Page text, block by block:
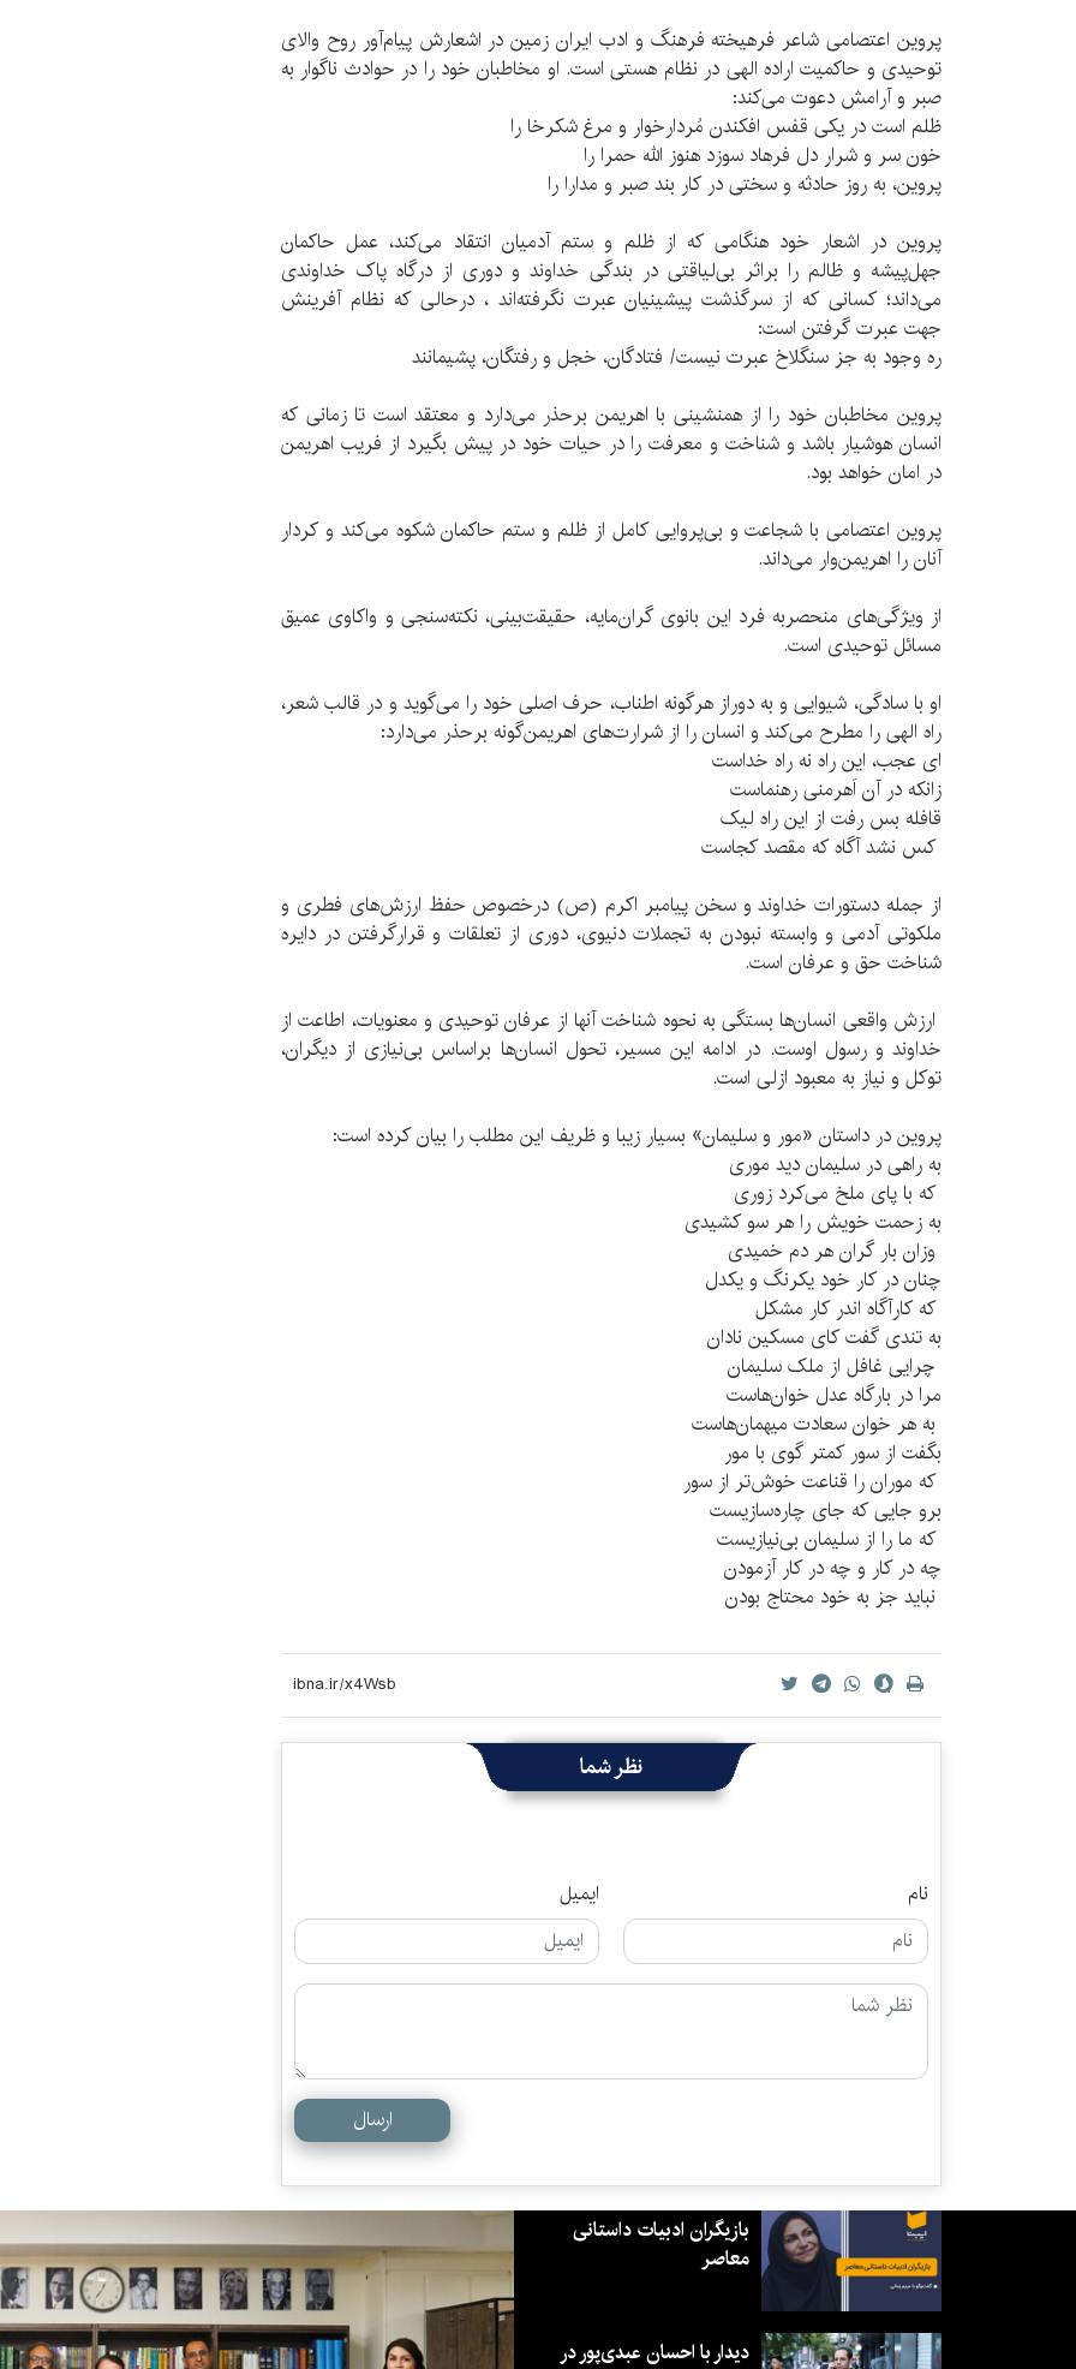
پروین اعتصامی شاعر فرهیخته فرهنگ و ادب ایران زمین در اشعارش پیام‌آور روح والای
توحیدی و حاکمیت اراده الهی در نظام هستی است. او مخاطبان خود را در حوادث ناگوار به
صبر و آرامش دعوت می‌کند:
ظلم است در یکی قفس افکندن مُردارخوار و مرغ شکرخا را
خون سر و شرار دل فرهاد سوزد هنوز الله حمرا را
پروین، به روز حادثه و سختی در کار بند صبر و مدارا را
پروین در اشعار خود هنگامی که از ظلم و ستم آدمیان انتقاد می‌کند، عمل حاکمان
جهل‌پیشه و ظالم را براثر بی‌لیاقتی در بندگی خداوند و دوری از درگاه پاک خداوندی
می‌داند؛ کسانی که از سرگذشت پیشینیان عبرت نگرفته‌اند ، درحالی که نظام آفرینش
جهت عبرت گرفتن است:
ره وجود به جز سنگلاخ عبرت نیست/ فتادگان، خجل و رفتگان، پشیمانند
پروین مخاطبان خود را از همنشینی با اهریمن برحذر می‌دارد و معتقد است تا زمانی که
انسان هوشیار باشد و شناخت و معرفت را در حیات خود در پیش بگیرد از فریب اهریمن
در امان خواهد بود.
پروین اعتصامی با شجاعت و بی‌پروایی کامل از ظلم و ستم حاکمان شکوه می‌کند و کردار
آنان را اهریمن‌وار می‌داند.
از ویژگی‌های منحصربه فرد این بانوی گران‌مایه، حقیقت‌بینی، نکته‌سنجی و واکاوی عمیق
مسائل توحیدی است.
او با سادگی، شیوایی و به دوراز هرگونه اطناب، حرف اصلی خود را می‌گوید و در قالب شعر،
راه الهی را مطرح می‌کند و انسان را از شرارت‌های اهریمن‌گونه برحذر می‌دارد:
ای عجب، این راه نه راه خداست
زانکه در آن اَهرمنی رهنماست
قافله بس رفت از این راه لیک
کس نشد آگاه که مقصد کجاست
از جمله دستورات خداوند و سخن پیامبر اکرم (ص) درخصوص حفظ ارزش‌های فطری و
ملکوتی آدمی و وابسته نبودن به تجملات دنیوی، دوری از تعلقات و قرارگرفتن در دایره
شناخت حق و عرفان است.
ارزش واقعی انسان‌ها بستگی به نحوه شناخت آنها از عرفان توحیدی و معنویات، اطاعت از
خداوند و رسول اوست. در ادامه این مسیر، تحول انسان‌ها براساس بی‌نیازی از دیگران،
توکل و نیاز به معبود ازلی است.
پروین در داستان «مور و سلیمان» بسیار زیبا و ظریف این مطلب را بیان کرده است:
به راهی در سلیمان دید موری
که با پای ملخ می‌کرد زوری
به زحمت خویش را هر سو کشیدی
وزان بار گران هر دم خمیدی
چنان در کار خود یکرنگ و یکدل
که کارآگاه اندر کار مشکل
به تندی گفت کای مسکین نادان
چرایی غافل از ملک سلیمان
مرا در بارگاه عدل خوان‌هاست
به هر خوان سعادت میهمان‌هاست
بگفت از سور کمتر گوی با مور
که موران را قناعت خوش‌تر از سور
برو جایی که جای چاره‌سازیست
که ما را از سلیمان بی‌نیازیست
چه در کار و چه در کار آزمودن
نباید جز به خود محتاج بودن
نظر شما
نام ایمیل
ارسال
بازیگران ادبیات داستانی
معاصر
دیدار با احسان عبدی‌پور در